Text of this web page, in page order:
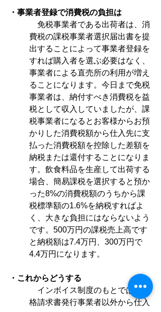
・事業者登録で消費税の負担は
免税事業者である出荷者は、消
費税の課税事業者選択届出書を提
出することによって事業者登録を
すれば購入者を選ぶ必要はなく、
事業者による直売所の利用が増え
ることになります。今日まで免税
事業者は、納付すべき消費税を益
税として収入していましたが、課
税事業者になるとお客様からお預
かりした消費税額から仕入先に支
払った消費税額を控除した差額を
納税または還付することになりま
す。飲食料品を生産して出荷する
場合、簡易課税を選択すると預か
った8%の消費税額のうちから課
税標準額の1.6%を納税すればよ
く、大きな負担にはならないよう
です。500万円の課税売上高です
と納税額は7.4万円、300万円で
4.4万円になります。
・これからどうする
インボイス制度のもとでは、適
格請求書発行事業者以外から仕入